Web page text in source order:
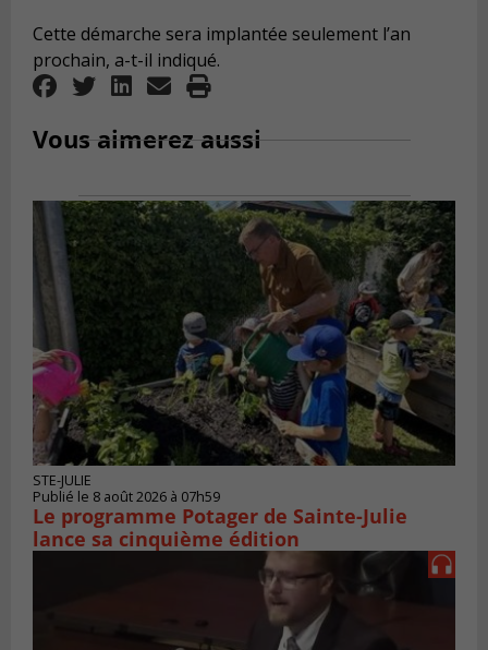
Cette démarche sera implantée seulement l’an
prochain, a-t-il indiqué.
Vous aimerez aussi
STE-JULIE
Publié le 8 août 2026 à 07h59
Le programme Potager de Sainte-Julie
lance sa cinquième édition